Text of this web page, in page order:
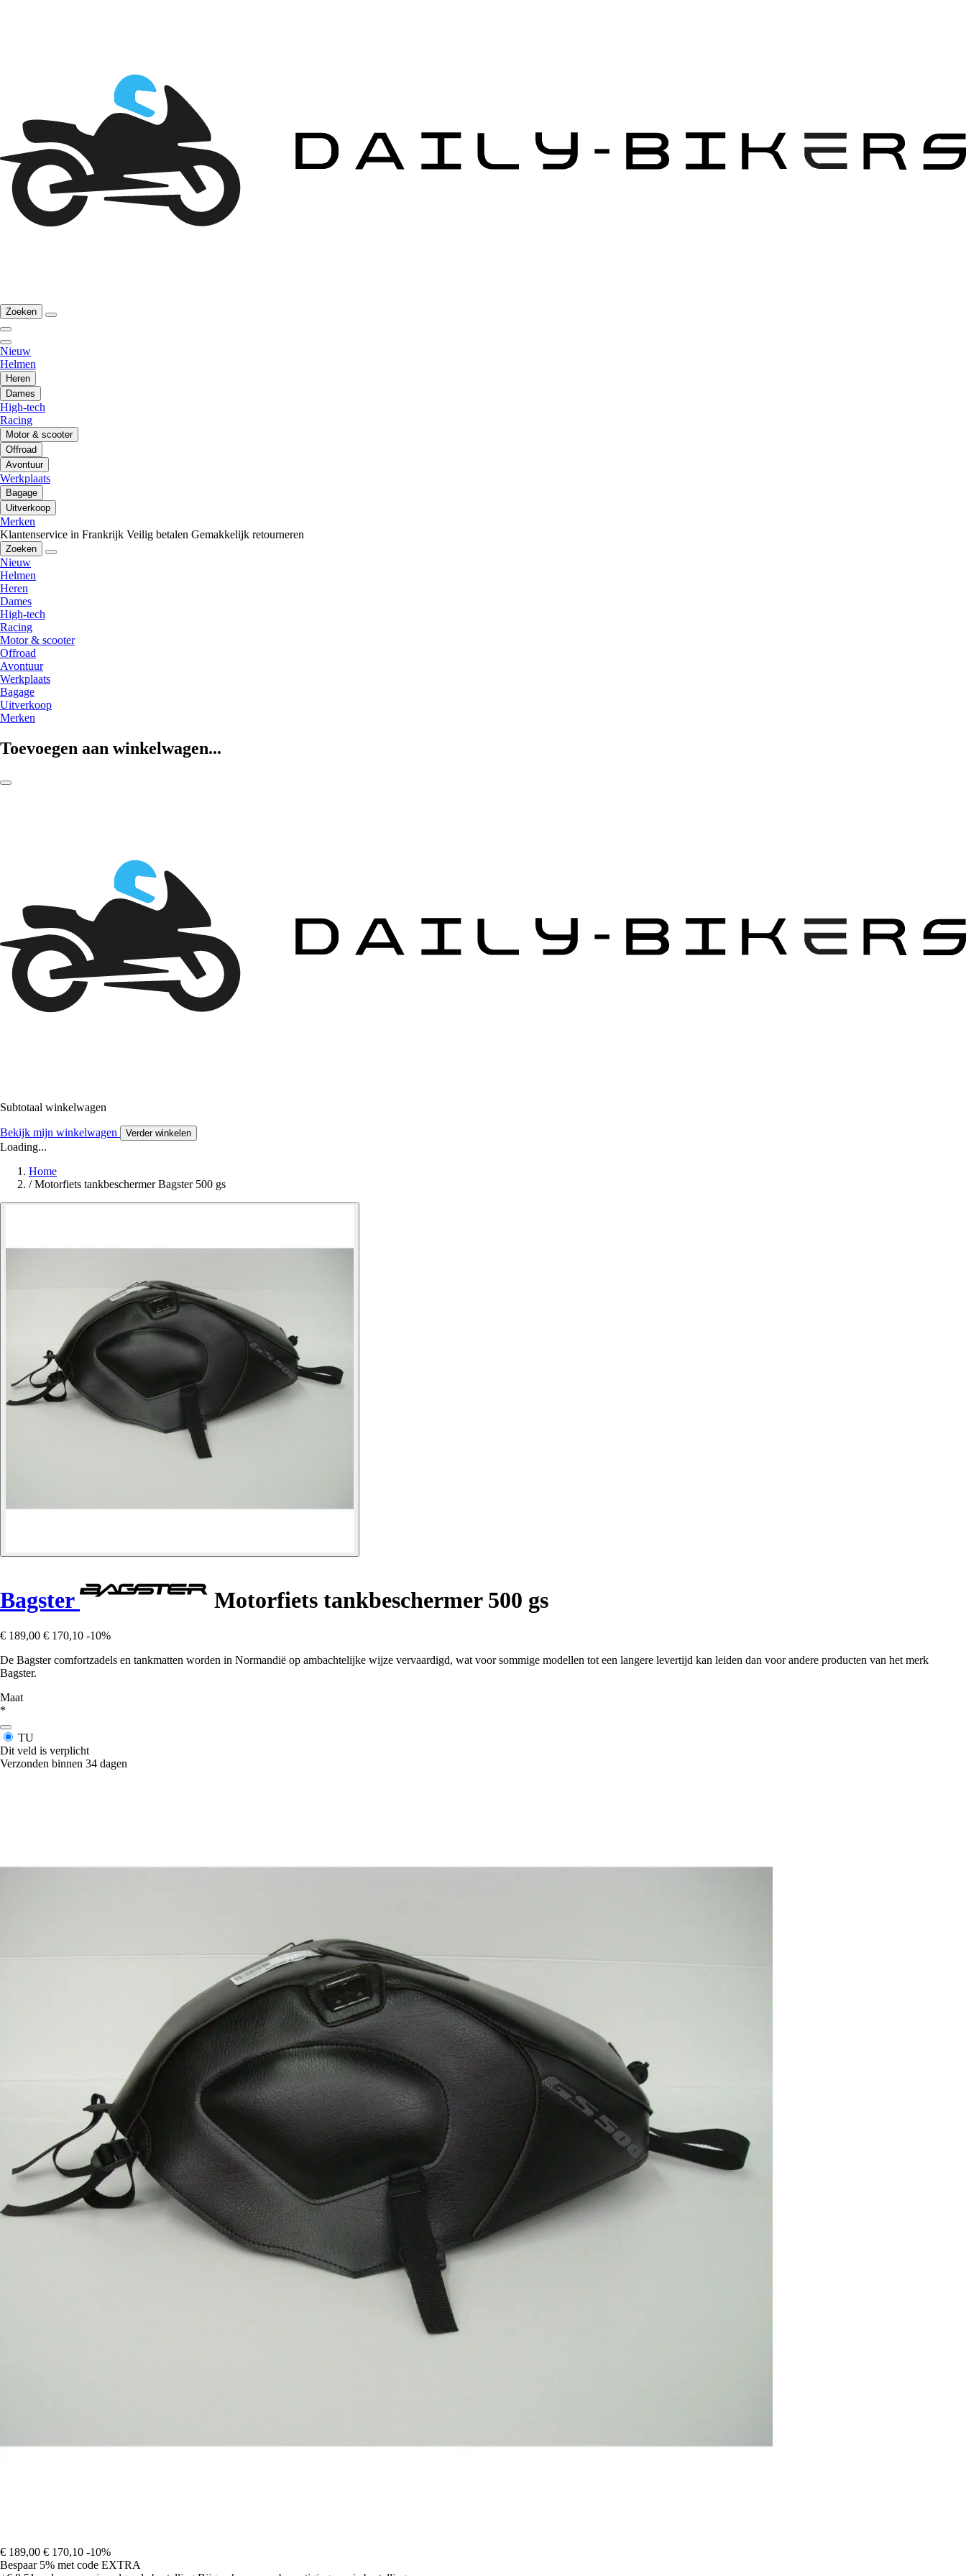
Zoeken
Nieuw
Helmen
Heren
Dames
High-tech
Racing
Motor & scooter
Offroad
Avontuur
Werkplaats
Bagage
Uitverkoop
Merken
Klantenservice in Frankrijk Veilig betalen Gemakkelijk retourneren
Zoeken
Nieuw
Helmen
Heren
Dames
High-tech
Racing
Motor & scooter
Offroad
Avontuur
Werkplaats
Bagage
Uitverkoop
Merken
Toevoegen aan winkelwagen...
Subtotaal winkelwagen
Bekijk mijn winkelwagen Verder winkelen
Loading...
Home
/ Motorfiets tankbeschermer Bagster 500 gs
Bagster Motorfiets tankbeschermer 500 gs
€ 189,00 € 170,10 -10%
De Bagster comfortzadels en tankmatten worden in Normandië op ambachtelijke wijze vervaardigd, wat voor sommige modellen tot een langere levertijd kan leiden dan voor andere producten van het merk
Bagster.
Maat
*
TU
Dit veld is verplicht
Verzonden binnen 34 dagen
€ 189,00 € 170,10 -10%
Bespaar 5% met code EXTRA